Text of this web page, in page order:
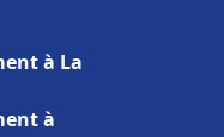
à La
à